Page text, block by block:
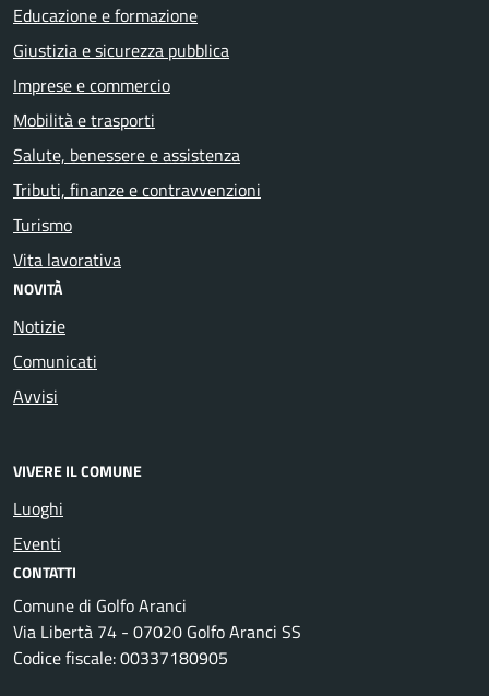
Educazione e formazione
Giustizia e sicurezza pubblica
Imprese e commercio
Mobilità e trasporti
Salute, benessere e assistenza
Tributi, finanze e contravvenzioni
Turismo
Vita lavorativa
NOVITÀ
Notizie
Comunicati
Avvisi
VIVERE IL COMUNE
Luoghi
Eventi
CONTATTI
Comune di Golfo Aranci
Via Libertà 74 - 07020 Golfo Aranci SS
Codice fiscale: 00337180905